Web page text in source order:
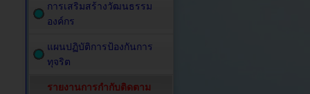
การเสริมสร้างวัฒนธรรม
องค์กร
แผนปฏิบัติการป้องกันการ
ทุจริต
รายงานการกำกับติดตาม